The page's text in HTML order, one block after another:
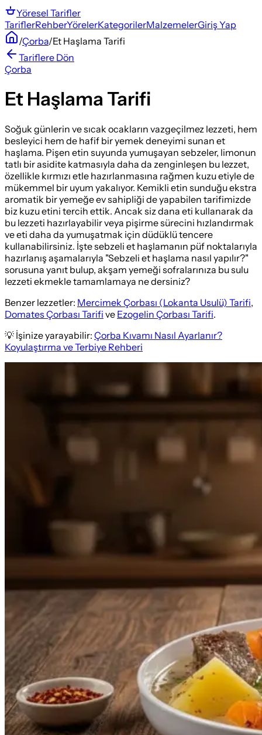
Yöresel Tarifler
TariflerRehberYörelerKategorilerMalzemelerGiriş Yap
/Çorba/Et Haşlama Tarifi
Tariflere Dön
Çorba
Et Haşlama Tarifi
Soğuk günlerin ve sıcak ocakların vazgeçilmez lezzeti, hem
besleyici hem de hafif bir yemek deneyimi sunan et
haşlama. Pişen etin suyunda yumuşayan sebzeler, limonun
tatlı bir asidite katmasıyla daha da zenginleşen bu lezzet,
özellikle kırmızı etle hazırlanmasına rağmen kuzu etiyle de
mükemmel bir uyum yakalıyor. Kemikli etin sunduğu ekstra
aromatik bir yemeğe ev sahipliği de yapabilen tarifimizde
biz kuzu etini tercih ettik. Ancak siz dana eti kullanarak da
bu lezzeti hazırlayabilir veya pişirme sürecini hızlandırmak
ve eti daha da yumuşatmak için düdüklü tencere
kullanabilirsiniz. İşte sebzeli et haşlamanın püf noktalarıyla
hazırlanış aşamalarıyla "Sebzeli et haşlama nasıl yapılır?"
sorusuna yanıt bulup, akşam yemeği sofralarınıza bu sulu
lezzeti ekmekle tamamlamaya ne dersiniz?
Benzer lezzetler: Mercimek Çorbası (Lokanta Usulü) Tarifi,
Domates Çorbası Tarifi ve Ezogelin Çorbası Tarifi.
💡 İşinize yarayabilir: Çorba Kıvamı Nasıl Ayarlanır?
Koyulaştırma ve Terbiye Rehberi